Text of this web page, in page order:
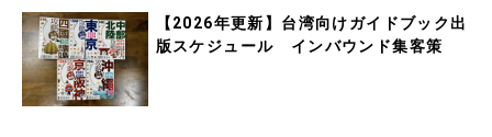
【2026年更新】台湾向けガイドブック出
版スケジュール インバウンド集客策